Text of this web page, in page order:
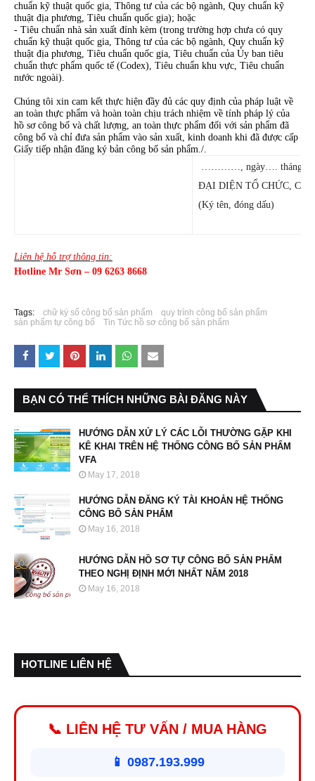
chuẩn kỹ thuật quốc gia, Thông tư của các bộ ngành, Quy chuẩn kỹ
thuật địa phương, Tiêu chuẩn quốc gia); hoặc
- Tiêu chuẩn nhà sản xuất đính kèm (trong trường hợp chưa có quy
chuẩn kỹ thuật quốc gia, Thông tư của các bộ ngành, Quy chuẩn kỹ
thuật địa phương, Tiêu chuẩn quốc gia, Tiêu chuẩn của Ủy ban tiêu
chuẩn thực phẩm quốc tế (Codex), Tiêu chuẩn khu vực, Tiêu chuẩn
nước ngoài).
Chúng tôi xin cam kết thực hiện đầy đủ các quy định của pháp luật về
an toàn thực phẩm và hoàn toàn chịu trách nhiệm về tính pháp lý của
hồ sơ công bố và chất lượng, an toàn thực phẩm đối với sản phẩm đã
công bố và chỉ đưa sản phẩm vào sản xuất, kinh doanh khi đã được cấp
Giấy tiếp nhận đăng ký bản công bố sản phẩm./.
…………, ngày…. tháng….
ĐẠI DIỆN TỔ CHỨC, CÁ
(Ký tên, đóng dấu)
Liên hệ hỗ trợ thông tin:
Hotline Mr Sơn – 09 6263 8668
Tags: chữ ký số công bố sản phẩm
quy trình công bố sản phẩm
sản phẩm tự công bố
Tin Tức hồ sơ công bố sản phẩm
BẠN CÓ THỂ THÍCH NHỮNG BÀI ĐĂNG NÀY
HƯỚNG DẪN XỬ LÝ CÁC LỖI THƯỜNG GẶP KHI
KÊ KHAI TRÊN HỆ THỐNG CÔNG BỐ SẢN PHẨM
VFA
May 17, 2018
HƯỚNG DẪN ĐĂNG KÝ TÀI KHOẢN HỆ THỐNG
CÔNG BỐ SẢN PHẨM
May 16, 2018
HƯỚNG DẪN HỒ SƠ TỰ CÔNG BỐ SẢN PHẨM
THEO NGHỊ ĐỊNH MỚI NHẤT NĂM 2018
May 16, 2018
HOTLINE LIÊN HỆ
📞 LIÊN HỆ TƯ VẤN / MUA HÀNG
📱 0987.193.999